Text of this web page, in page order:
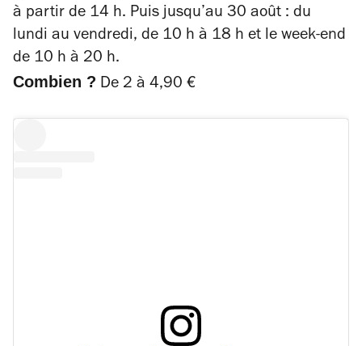
à partir de 14 h. Puis jusqu’au 30 août : du
lundi au vendredi, de 10 h à 18 h et le week-end
de 10 h à 20 h.
Combien ? De 2 à 4,90 €